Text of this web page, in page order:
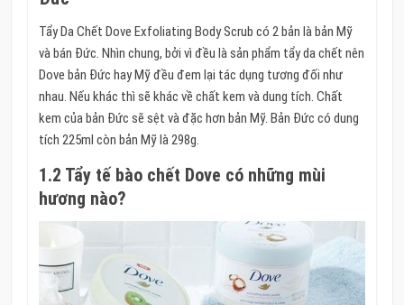
Tẩy Da Chết Dove Exfoliating Body Scrub có 2 bản là bản Mỹ
và bán Đức. Nhìn chung, bởi vì đều là sản phẩm tẩy da chết nên
Dove bản Đức hay Mỹ đều đem lại tác dụng tương đối như
nhau. Nếu khác thì sẽ khác về chất kem và dung tích. Chất
kem của bản Đức sẽ sệt và đặc hơn bản Mỹ. Bản Đức có dung
tích 225ml còn bản Mỹ là 298g.
1.2 Tẩy tế bào chết Dove có những mùi
hương nào?